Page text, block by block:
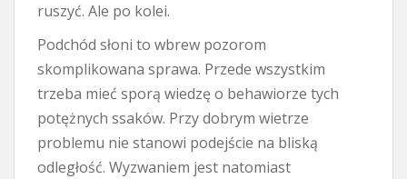
ruszyć. Ale po kolei.
Podchód słoni to wbrew pozorom
skomplikowana sprawa. Przede wszystkim
trzeba mieć sporą wiedzę o behawiorze tych
potężnych ssaków. Przy dobrym wietrze
problemu nie stanowi podejście na bliską
odległość. Wyzwaniem jest natomiast